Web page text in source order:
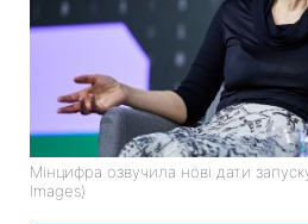
Мінцифра озвучила нові дати
Images)